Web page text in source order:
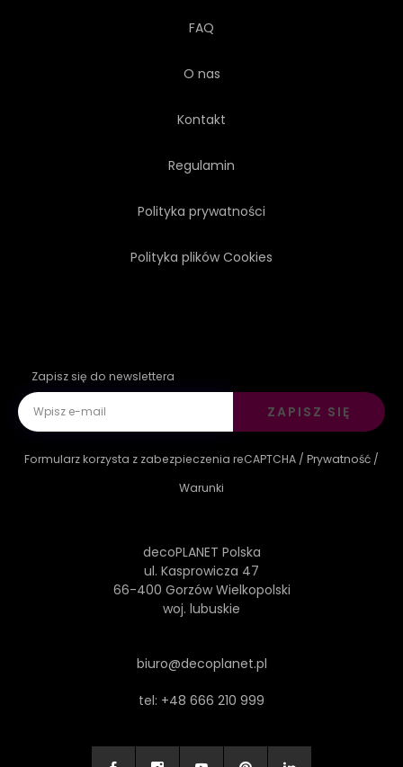
FAQ
O nas
Kontakt
Regulamin
Polityka prywatności
Polityka plików Cookies
Zapisz się do newslettera
ZAPISZ SIĘ
Formularz korzysta z zabezpieczenia reCAPTCHA / Prywatność /
Warunki
decoPLANET Polska
ul. Kasprowicza 47
66-400 Gorzów Wielkopolski
woj. lubuskie
biuro@decoplanet.pl
tel: +48 666 210 999